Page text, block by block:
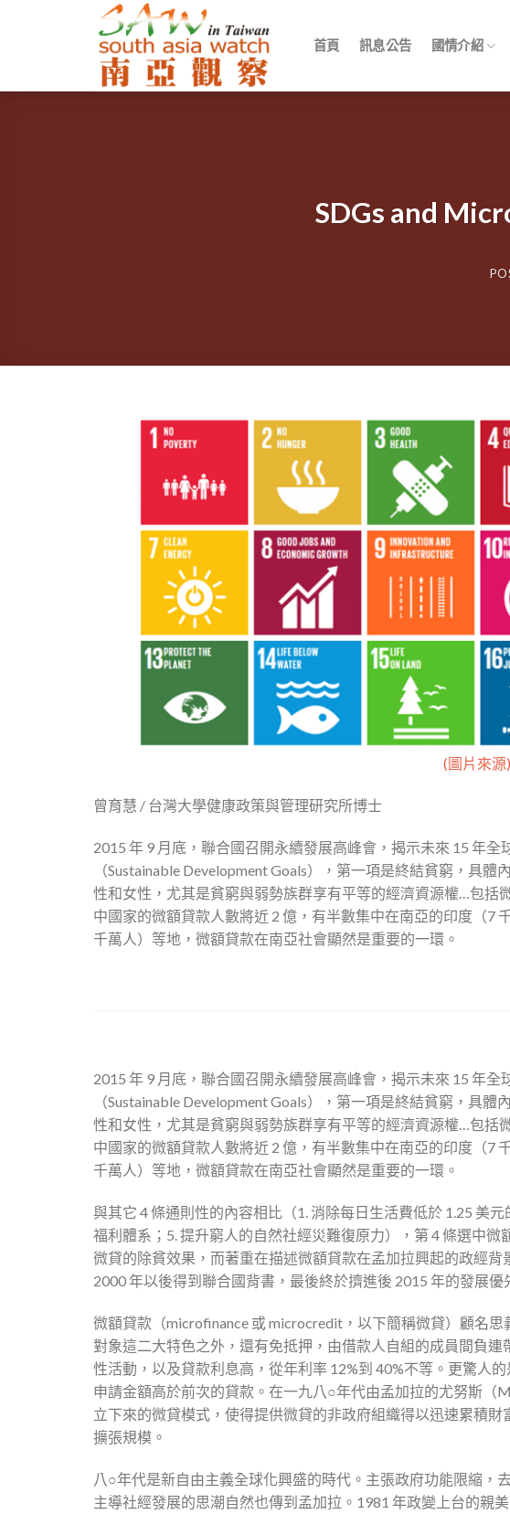
首頁 訊息公告 國情介紹
SDGs and
(圖片來源)
曾育慧 / 台灣大學健康政策與管理研究所博士
2015 年 9 月底，聯合國召開永續發展高峰會，揭示未來 15 年全
（Sustainable Development Goals），第一項是終結貧窮，具
性和女性，尤其是貧窮與弱勢族群享有平等的經濟資源權…包括
中國家的微額貸款人數將近 2 億，有半數集中在南亞的印度（7
千萬人）等地，微額貸款在南亞社會顯然是重要的一環。
2015 年 9 月底，聯合國召開永續發展高峰會，揭示未來 15 年全
（Sustainable Development Goals），第一項是終結貧窮，具
性和女性，尤其是貧窮與弱勢族群享有平等的經濟資源權…包括
中國家的微額貸款人數將近 2 億，有半數集中在南亞的印度（7
千萬人）等地，微額貸款在南亞社會顯然是重要的一環。
與其它 4 條通則性的內容相比（1. 消除每日生活費低於 1.25 美
福利體系；5. 提升窮人的自然社經災難復原力），第 4 條選中
微貸的除貧效果，而著重在描述微額貸款在孟加拉興起的政經
2000 年以後得到聯合國背書，最後終於擠進後 2015 年的發展優
微額貸款（microfinance 或 microcredit，以下簡稱微貸）顧名
對象這二大特色之外，還有免抵押，由借款人自組的成員間負
性活動，以及貸款利息高，從年利率 12%到 40%不等。更驚人
申請金額高於前次的貸款。在一九八○年代由孟加拉的尤努斯（
立下來的微貸模式，使得提供微貸的非政府組織得以迅速累積
擴張規模。
八○年代是新自由主義全球化興盛的時代。主張政府功能限縮，
主導社經發展的思潮自然也傳到孟加拉。1981 年政變上台的親